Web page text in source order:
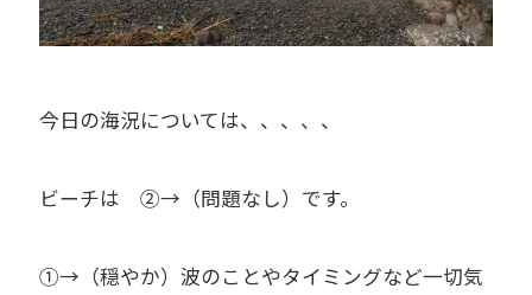
今日の海況については、、、、、
ビーチは ②→（問題なし）です。
①→（穏やか）波のことやタイミングなど一切気